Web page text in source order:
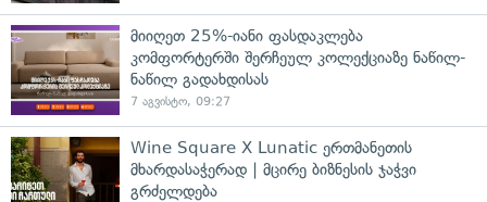
მიიღეთ 25%-იანი ფასდაკლება
კომფორტერში შერჩეულ კოლექციაზე ნაწილ-
ნაწილ გადახდისას
7 აგვისტო, 09:27
Wine Square X Lunatic ერთმანეთის
მხარდასაჭერად | მცირე ბიზნესის ჯაჭვი
გრძელდება